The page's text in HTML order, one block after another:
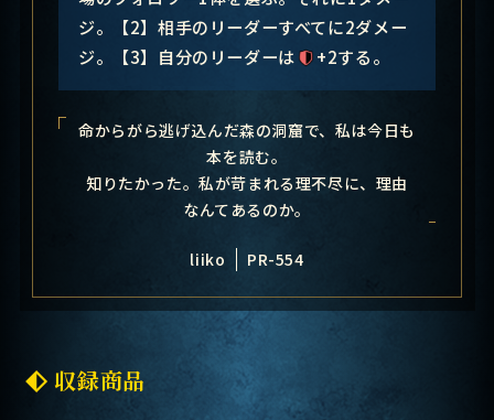
ジ。【2】相手のリーダーすべてに2ダメー
ジ。【3】自分のリーダーは
+2する。
命からがら逃げ込んだ森の洞窟で、私は今日も
本を読む。
知りたかった。私が苛まれる理不尽に、理由
なんてあるのか。
liiko PR-554
収録商品